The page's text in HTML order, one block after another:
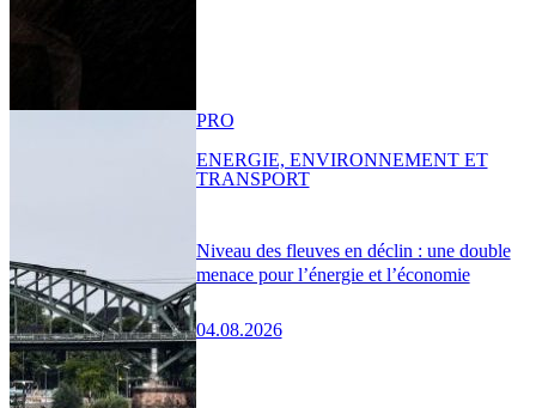
Niveau des fleuves en déclin : une double
menace pour l’énergie et l’économie
04.08.2026
PRO
ENERGIE, ENVIRONNEMENT ET
TRANSPORT